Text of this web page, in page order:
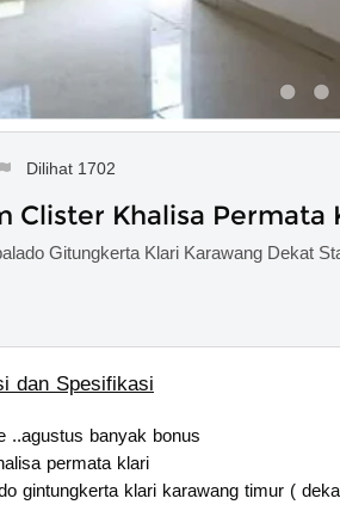
Dilihat 1702
Clister Khalisa Permata
Gitungkerta Klari Karawang Dekat
dan Spesifikasi
..agustus banyak bonus
permata klari
gintungkerta klari karawang timur (